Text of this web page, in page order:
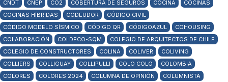
CNDT
CNEP CO2 COBERTURA DE SEGUROS COCINA
COCINAS
COCINAS HÍBRIDAS
CODEUDOR
CÓDIGO CIVIL
CÓDIGO MODELO SÍSMICO
CÓDIGO QR CÓDIGOAZUL
COHOUSING
COLABORACIÓN
COLDECO-SQM
COLEGIO DE ARQUITECTOS DE CHILE
COLEGIO DE CONSTRUCTORES
COLINA COLIVER
COLIVING
COLLIERS
COLLIGUAY COLLIPULLI COLO COLO
COLOMBIA
COLORES
COLORES 2024 COLUMNA DE OPINIÓN COLUMNISTA